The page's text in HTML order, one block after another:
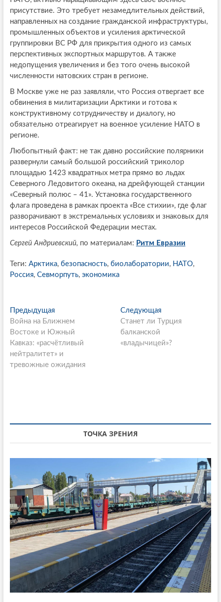
присутствие. Это требует незамедлительных действий,
направленных на создание гражданской инфраструктуры,
промышленных объектов и усиления арктической
группировки ВС РФ для прикрытия одного из самых
перспективных экспортных маршрутов. А также
недопущения увеличения и без того очень высокой
численности натовских стран в регионе.
В Москве уже не раз заявляли, что Россия отвергает все
обвинения в милитаризации Арктики и готова к
конструктивному сотрудничеству и диалогу, но
обязательно отреагирует на военное усиление НАТО в
регионе.
Любопытный факт: не так давно российские полярники
развернули самый большой российский триколор
площадью 1423 квадратных метра прямо во льдах
Северного Ледовитого океана, на дрейфующей станции
«Северный полюс – 41». Установка государственного
флага проведена в рамках проекта «Все стихии», где флаг
разворачивают в экстремальных условиях и знаковых для
интересов Российской Федерации местах.
Сергей Андриевский, по материалам: Ритм Евразии
Теги: Арктика, безопасность, биолаборатории, НАТО,
Россия, Севморпуть, экономика
P
o
s
t
i
g
a
t
i
o
n
ПредыдущаяП
р
е
д
ы
д
я
:
Война на Ближнем
Востоке и Южный
Кавказ: «расчётливый
нейтралитет» и
тревожные ожидания
Следующая
л
д
:
Станет ли Турция
балканской
«владычицей»?
ТОЧКА ЗРЕНИЯ